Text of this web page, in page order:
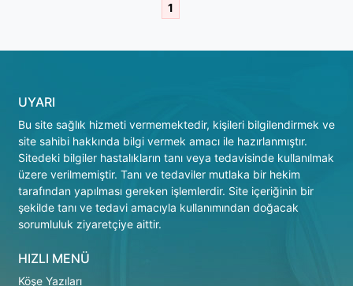
1
UYARI
Bu site sağlık hizmeti vermemektedir, kişileri bilgilendirmek ve
site sahibi hakkında bilgi vermek amacı ile hazırlanmıştır.
Sitedeki bilgiler hastalıkların tanı veya tedavisinde kullanılmak
üzere verilmemiştir. Tanı ve tedaviler mutlaka bir hekim
tarafından yapılması gereken işlemlerdir. Site içeriğinin bir
şekilde tanı ve tedavi amacıyla kullanımından doğacak
sorumluluk ziyaretçiye aittir.
HIZLI MENÜ
Köşe Yazıları